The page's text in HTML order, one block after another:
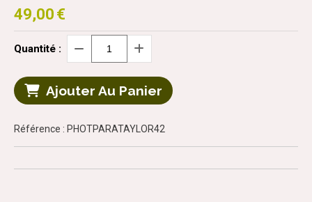
49,00 €
Quantité :
Ajouter Au Panier
Référence : PHOTPARATAYLOR42